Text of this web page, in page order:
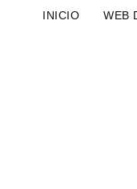
INICIO WEB